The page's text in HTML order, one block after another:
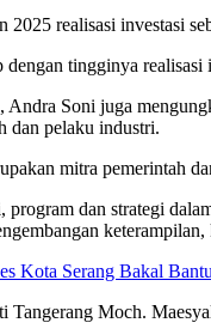
2025 realisasi investasi
tingginya
Andra Soni juga
dan pelaku industri.
mitra pemerintah
dan strategi
Kota Serang Bakal
Tangerang Moch.